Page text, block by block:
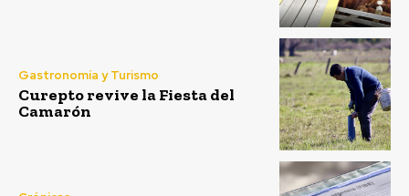
Gastronomía y Turismo
Curepto revive la Fiesta del
Camarón